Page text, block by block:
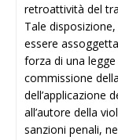
retroattività del
Tale
essere
forza di una
commissione
dell’applicazione
all’autore della
sanzioni penali,